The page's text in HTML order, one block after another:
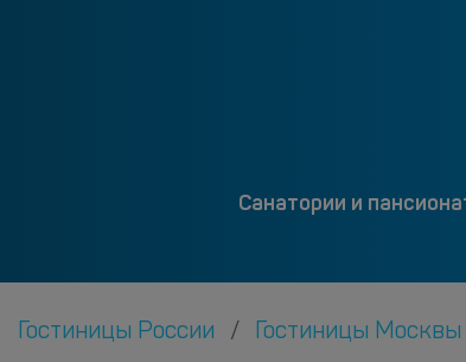
Санатории и
Гостиницы России Гостиницы Москвы